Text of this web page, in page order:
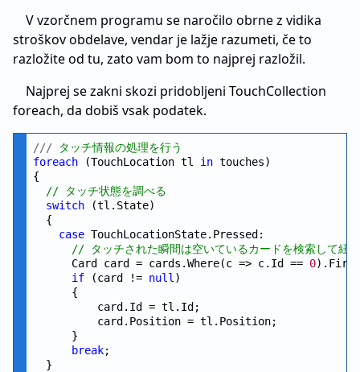
V vzorčnem programu se naročilo obrne z vidika
stroškov obdelave, vendar je lažje razumeti, če to
razložite od tu, zato vam bom to najprej razložil.
Najprej se zakni skozi pridobljeni TouchCollection
foreach, da dobiš vsak podatek.
/// タッチ情報の処理を行う
foreach (TouchLocation tl in touches)
{
// タッチ状態を調べる
switch (tl.State)
  {
case TouchLocationState.Pressed:
// タッチされた瞬間は空いているカードを検索して紐
      Card card = cards.Where(c => c.Id ==
0
if (card != null )
      {
          card.Id = tl.Id;
          card.Position = tl.Position;
      }
break;
  }